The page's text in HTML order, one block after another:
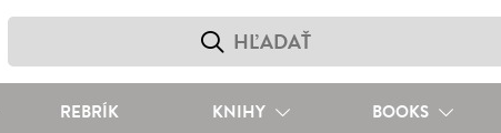
REBRÍK KNIHY BOOKS